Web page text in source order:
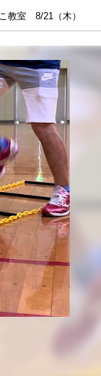
教室 8/21（木）